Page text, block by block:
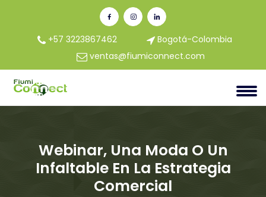
+57 3223867462
Bogotá-Colombia
ventas@fiumiconnect.com
Webinar, Una Moda O Un
Infaltable En La Estrategia
Comercial